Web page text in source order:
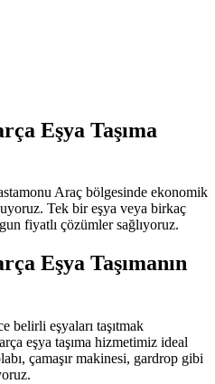
Eşya Taşıma
Araç bölgesinde ekonomik
Tek bir eşya veya birkaç
fiyatlı çözümler sağlıyoruz.
Eşya Taşımanın
belirli eşyaları taşıtmak
eşya taşıma hizmetimiz ideal
çamaşır makinesi, gardrop gibi